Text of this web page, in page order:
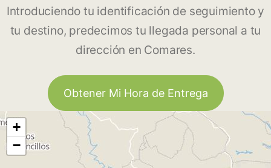
Introduciendo tu identificación de seguimiento y
tu destino, predecimos tu llegada personal a tu
dirección en Comares.
Obtener Mi Hora de Entrega
+
−